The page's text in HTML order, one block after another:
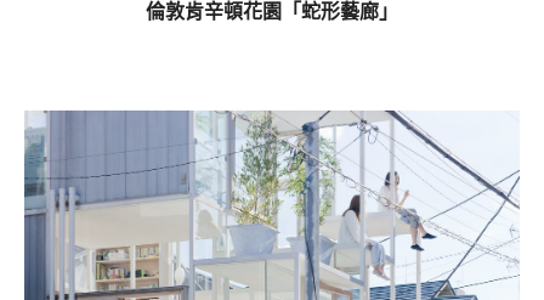
倫敦肯辛頓花園「蛇形藝廊」